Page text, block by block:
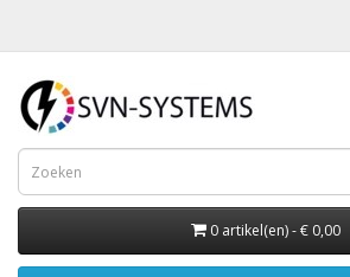
0 artikel(en) - € 0,00